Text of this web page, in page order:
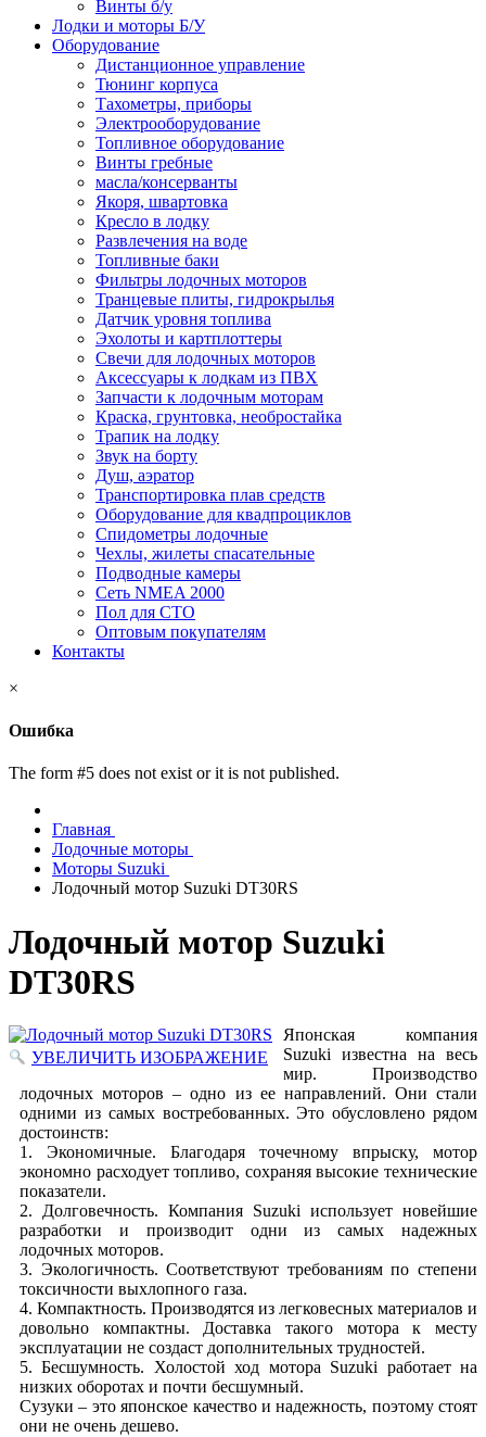
Винты б/у
Лодки и моторы Б/У
Оборудование
Дистанционное управление
Тюнинг корпуса
Тахометры, приборы
Электрооборудование
Топливное оборудование
Винты гребные
масла/консерванты
Якоря, швартовка
Кресло в лодку
Развлечения на воде
Топливные баки
Фильтры лодочных моторов
Транцевые плиты, гидрокрылья
Датчик уровня топлива
Эхолоты и картплоттеры
Cвечи для лодочных моторов
Аксессуары к лодкам из ПВХ
Запчасти к лодочным моторам
Краска, грунтовка, необростайка
Трапик на лодку
Звук на борту
Душ, аэратор
Транспортировка плав средств
Оборудование для квадпроциклов
Спидометры лодочные
Чехлы, жилеты спасательные
Подводные камеры
Сеть NMEA 2000
Пол для СТО
Оптовым покупателям
Контакты
×
Ошибка
The form #5 does not exist or it is not published.
Главная
Лодочные моторы
Моторы Suzuki
Лодочный мотор Suzuki DT30RS
Лодочный мотор Suzuki
DT30RS
УВЕЛИЧИТЬ ИЗОБРАЖЕНИЕ
Японская компания
Suzuki известна на весь
мир. Производство
лодочных моторов – одно из ее направлений. Они стали
одними из самых востребованных. Это обусловлено рядом
достоинств:
1. Экономичные. Благодаря точечному впрыску, мотор
экономно расходует топливо, сохраняя высокие технические
показатели.
2. Долговечность. Компания Suzuki использует новейшие
разработки и производит одни из самых надежных
лодочных моторов.
3. Экологичность. Соответствуют требованиям по степени
токсичности выхлопного газа.
4. Компактность. Производятся из легковесных материалов и
довольно компактны. Доставка такого мотора к месту
эксплуатации не создаст дополнительных трудностей.
5. Бесшумность. Холостой ход мотора Suzuki работает на
низких оборотах и почти бесшумный.
Сузуки – это японское качество и надежность, поэтому стоят
они не очень дешево.